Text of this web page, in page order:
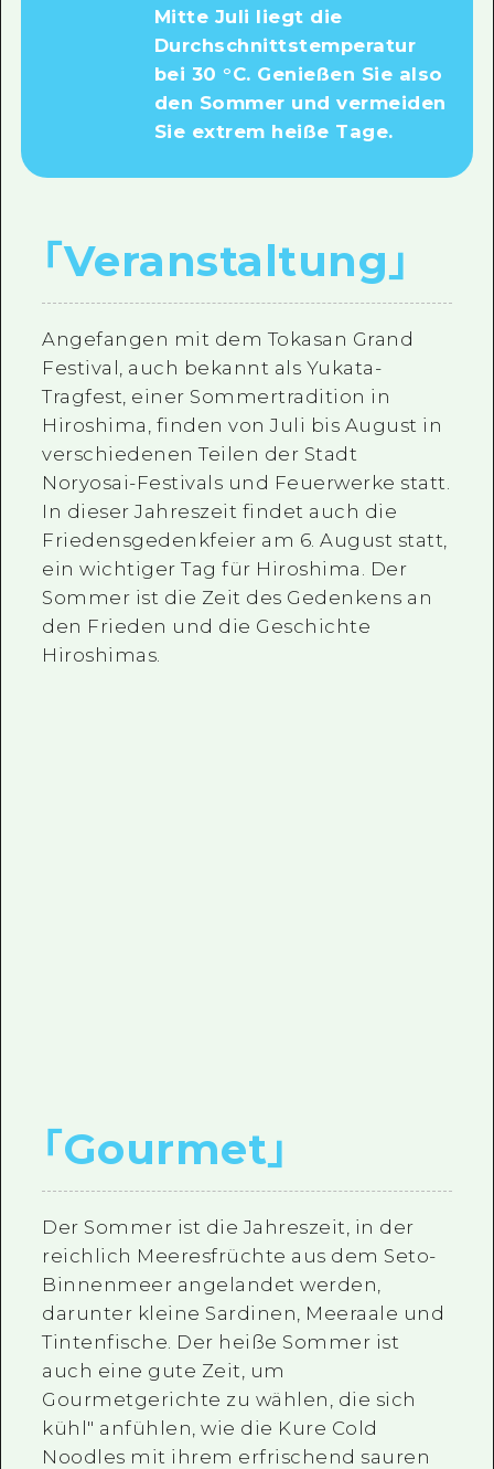
Mitte Juli liegt die
Durchschnittstemperatur
bei 30 °C. Genießen Sie also
den Sommer und vermeiden
Sie extrem heiße Tage.
｢Veranstaltung｣
Angefangen mit dem Tokasan Grand
Festival, auch bekannt als Yukata-
Tragfest, einer Sommertradition in
Hiroshima, finden von Juli bis August in
verschiedenen Teilen der Stadt
Noryosai-Festivals und Feuerwerke statt.
In dieser Jahreszeit findet auch die
Friedensgedenkfeier am 6. August statt,
ein wichtiger Tag für Hiroshima. Der
Sommer ist die Zeit des Gedenkens an
den Frieden und die Geschichte
Hiroshimas.
｢Gourmet｣
Der Sommer ist die Jahreszeit, in der
reichlich Meeresfrüchte aus dem Seto-
Binnenmeer angelandet werden,
darunter kleine Sardinen, Meeraale und
Tintenfische. Der heiße Sommer ist
auch eine gute Zeit, um
Gourmetgerichte zu wählen, die sich
kühl" anfühlen, wie die Kure Cold
Noodles mit ihrem erfrischend sauren